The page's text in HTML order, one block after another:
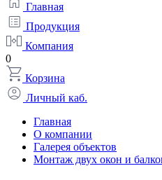
Главная
Продукция
Компания
0
Корзина
Личный каб.
Главная
О компании
Галерея объектов
Монтаж двух окон и